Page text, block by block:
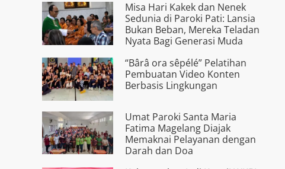
Misa Hari Kakek dan Nenek
Sedunia di Paroki Pati: Lansia
Bukan Beban, Mereka Teladan
Nyata Bagi Generasi Muda
“Bârâ ora s­êpélé” Pelatihan
Pembuatan Video Konten
Berbasis Lingkungan
Umat Paroki Santa Maria
Fatima Magelang Diajak
Memaknai Pelayanan dengan
Darah dan Doa